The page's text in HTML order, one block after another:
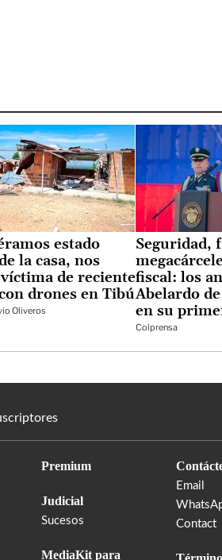
estado
la casa, nos
de reciente
drones en Tibú
Oliveros
Seguridad,
fiscal: los
Abelardo
en su
Colprensa
Premium
Judicial
Sucesos
MediaKit para
Email
Contact